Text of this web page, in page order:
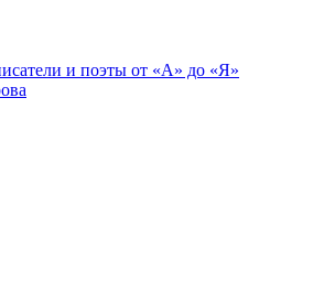
и поэты от «А» до «Я»